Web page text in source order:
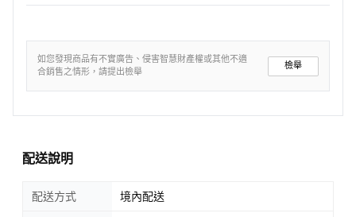
如您發現商品有不實廣告、侵害智慧財產權或其他不適
合銷售之情形，請提出檢舉
檢舉
配送說明
配送方式 境內配送